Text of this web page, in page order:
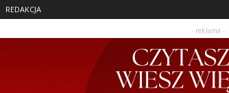
REDAKCJA
- reklama -